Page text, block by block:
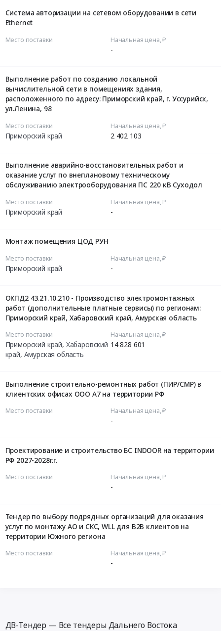
Система авторизации на сетевом оборудовании в сети
Ethernet
Место поставки Начальная цена, ₽
-
Выполнение работ по созданию локальной
вычислительной сети в помещениях здания,
расположенного по адресу: Приморский край, г. Уссурийск,
ул.Ленина, 98
Место поставки
Приморский край
Начальная цена, ₽
2 402 103
Выполнение аварийно-восстановительных работ и
оказание услуг по внеплановому техническому
обслуживанию электрооборудования ПС 220 кВ Суходол
Место поставки
Приморский край
Начальная цена, ₽
-
Монтаж помещения ЦОД РУН
Место поставки
Приморский край
Начальная цена, ₽
-
ОКПД2 43.21.10.210 - Производство электромонтажных
работ (дополнительные платные сервисы) по регионам:
Приморский край, Хабаровский край, Амурская область
Место поставки
Приморский край, Хабаровский
край, Амурская область
Начальная цена, ₽
14 828 601
Выполнение строительно-ремонтных работ (ПИР/СМР) в
клиентских офисах ООО А7 на территории РФ
Место поставки Начальная цена, ₽
-
Проектирование и строительство БС INDOOR на территории
РФ 2027-2028г.г.
Место поставки Начальная цена, ₽
-
Тендер по выбору подрядных организаций для оказания
услуг по монтажу АО и СКС, WLL для B2B клиентов на
территории Южного региона
Место поставки Начальная цена, ₽
-
ДВ-Тендер — Все тендеры Дальнего Востока